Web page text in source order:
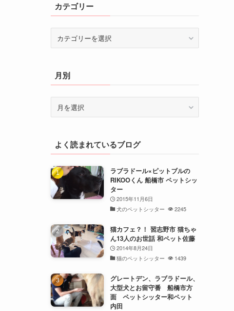
カテゴリー
ー月別
よく読まれているブログ
ラブラドール×ピットブルの
RIKOOくん 船橋市 ペットシッ
ター
2015年11月6日
犬のペットシッター
2245
猫カフェ？！ 習志野市 猫ちゃ
ん13人のお世話 和ペット佐藤
2014年8月24日
猫のペットシッター
1439
グレートデン、ラブラドール、
大型犬とお留守番 船橋市方
面 ペットシッター和ペット
内田